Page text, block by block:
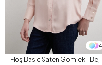
4
Floş Basic Saten Gömlek - Bej